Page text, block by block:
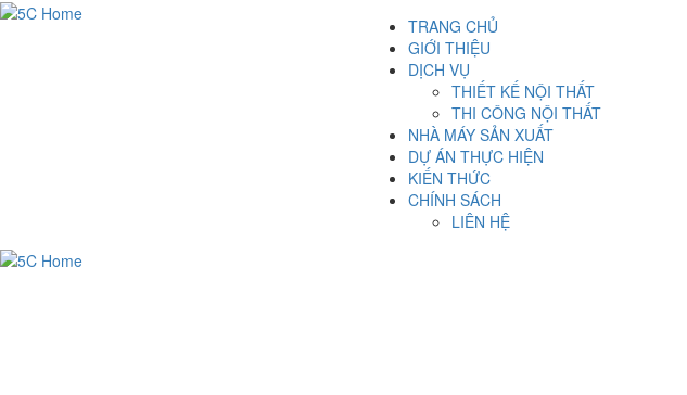
TRANG CHỦ
GIỚI THIỆU
DỊCH VỤ
THIẾT KẾ NỘI THẤT
THI CÔNG NỘI THẤT
NHÀ MÁY SẢN XUẤT
DỰ ÁN THỰC HIỆN
KIẾN THỨC
CHÍNH SÁCH
LIÊN HỆ